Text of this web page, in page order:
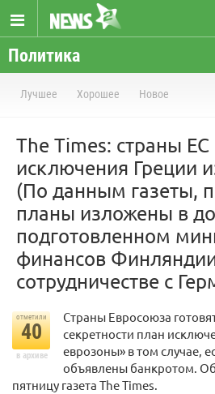
Политика
Лучшее Хорошее Новое
The Times: страны ЕС
исключения Греции
(По данным газеты,
планы изложены в
подготовленном
финансов
сотрудничестве с
отметили
40
в архиве
Страны Евросоюза
секретности план
еврозоны» в том случае,
объявлены банкротом.
пятницу газета The Times.